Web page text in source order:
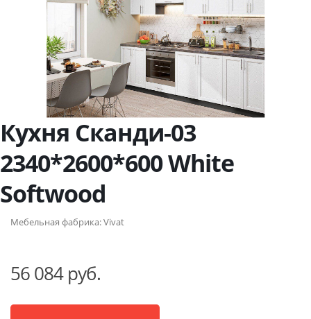
Кухня Сканди-03
2340*2600*600 White
Softwood
Мебельная фабрика:Vivat
56 084 руб.